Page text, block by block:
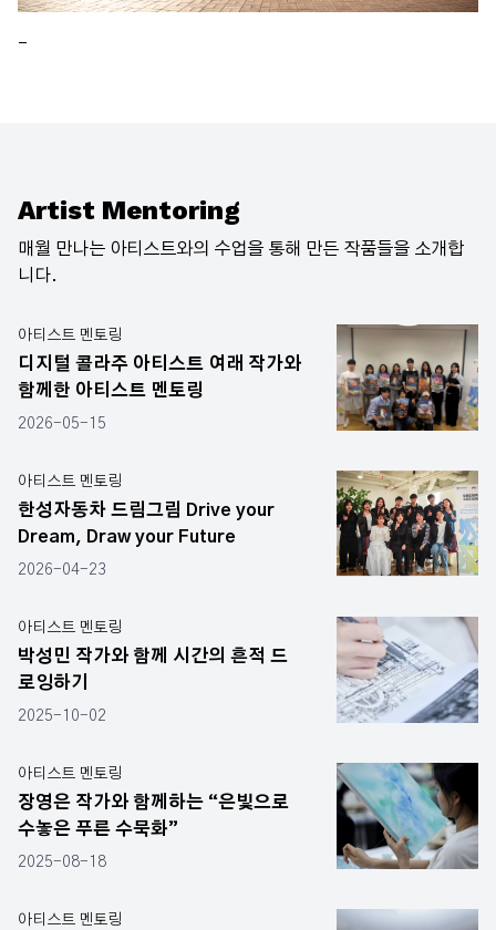
Artist Mentoring
매월 만나는 아티스트와의 수업을 통해 만든 작품들을 소개합
니다.
아티스트 멘토링
디지털 콜라주 아티스트 여래 작가와
함께한 아티스트 멘토링
2026-05-15
아티스트 멘토링
한성자동차 드림그림 Drive your
Dream, Draw your Future
2026-04-23
아티스트 멘토링
박성민 작가와 함께 시간의 흔적 드
로잉하기
2025-10-02
아티스트 멘토링
장영은 작가와 함께하는 “은빛으로
수놓은 푸른 수묵화”
2025-08-18
아티스트 멘토링